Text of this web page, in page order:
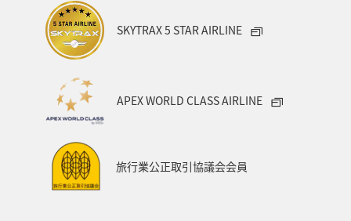
SKYTRAX 5 STAR AIRLINE
APEX WORLD CLASS AIRLINE
旅行業公正取引協議会会員